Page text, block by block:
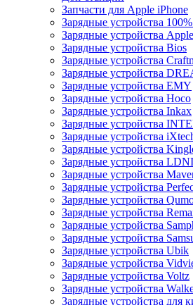
Запчасти для Apple iPhone
Зарядные устройства
Зарядные устройства
Зарядные устройства Bios
Зарядные устройства
Зарядные устройства
Зарядные устройства EMY
Зарядные устройства Hoco
Зарядные устройства Inkax
Зарядные устройства
Зарядные устройства
Зарядные устройства
Зарядные устройства
Зарядные устройства
Зарядные устройства
Зарядные устройства
Зарядные устройства
Зарядные устройства
Зарядные устройства
Зарядные устройства Ubik
Зарядные устройства
Зарядные устройства Voltz
Зарядные устройства
Зарядные устройства для